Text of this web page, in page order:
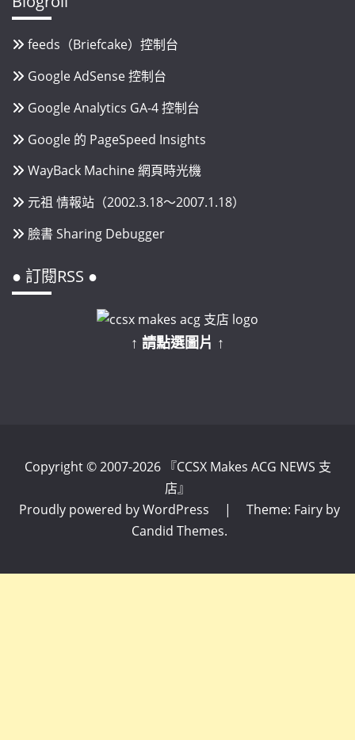
feeds（Briefcake）控制台
Google AdSense 控制台
Google Analytics GA-4 控制台
Google 的 PageSpeed Insights
WayBack Machine 網頁時光機
元祖 情報站（2002.3.18～2007.1.18）
臉書 Sharing Debugger
● 訂閱RSS ●
↑ 請點選圖片 ↑
Copyright © 2007-2026 『CCSX Makes ACG NEWS 支
店』
Proudly powered by WordPress
|
Theme: Fairy by
Candid Themes.